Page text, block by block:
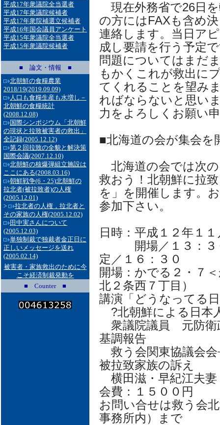
平成17年衆議院全当選者
平成17年衆議院候補者
平成17年衆院補選立候補者
平成16年国会議員アンケート
平成15年衆議院全当選者
平成15年衆議院候補者
■ 論文・情報 ■
北朝鮮の食糧農業
2018/19(2019.09.09)
人口も食糧生産も水増し－
北朝鮮の食糧統計
(2008.12.08)
国際シンポジウム「北朝鮮
の現状と拉致被害者の救出」
全記録(2005.12.12)
第２回拉致の全貌と解決策
国際会議(2007.12.10)
北朝鮮の核爆弾組立施設は
ここにある(2008.03.16)
朝鮮戦争(6・25)北朝鮮の
拉北者(被拉致者)の人権
(2005.12.01)
>
拉北者の人権，拉北者と
その家族の人権(2005.12.02)
田中実さんについて
(2005.12.03)
単独制裁で独裁者金正日に
正しいメッセージを送れ
(2005.02.14)
被害者・家族救出のために今
こそ経済制裁発動を
■ Counter ■
現在外務省で26日
の方にはFAXも含め
連絡します。当日ア
成し要請を行う予定
問題についてはまだ
もかくこれが救出に
てくれることを望み
ればならないと思い
力をよろしくお願い
■北海道の会が集会を
北海道の会では次
救おう！北朝鮮に拉
を」を開催します。
参加下さい。
日時：平成１２年１
開場／１３：３
定／１６：３０
開場：かでる２・７
北２条西７丁目）
講演「どうなってる
?北朝鮮による日本
衆議院議員 元防衛
基調報告
救う会関東協議会
被拉致家族の訴え
横田滋・早紀江夫妻
会費：１５００円
お問い合せは救う会
事務所内）まで